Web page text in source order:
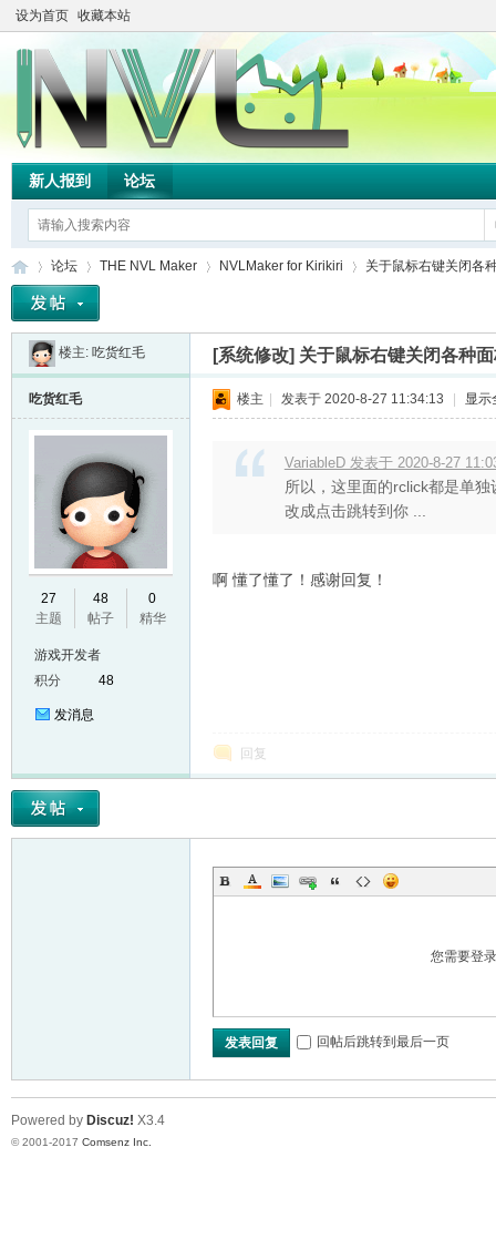
设为首页 收藏本站
新人报到 论坛
»
论坛
›
THE NVL Maker NVLMaker for Kirikiri
›
关于鼠标右键关闭各
楼主: 吃货红毛 [系统修改] 关于鼠标右键关闭各种
吃货红毛
27
主题
48
帖子
0
精华
游戏开发者
积分
48
发消息
楼主 发表于 2020-8-27 11:34:13 显示
VariableD 发表于 2020-8-27
所以，这里面的rclick都是单
改成点击跳转到你 ...
啊 懂了懂了！感谢回复！
回复
您需要登
发表回复 回帖后跳转到最后一页
Powered by Discuz! X3.4
© 2001-2017 Comsenz Inc.